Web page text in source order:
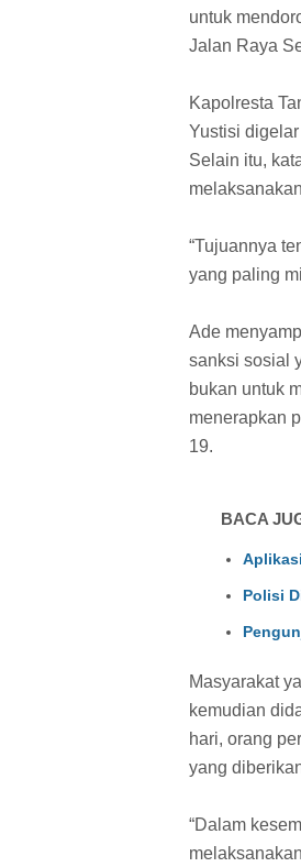
untuk
Jalan Raya
Kapolresta
Yustisi
Selain itu,
“Tujuannya
yang paling
Ade
sanksi sosial
bukan untuk
menerapkan
19.
BACA
Polisi
Masyarakat
kemudian
hari, orang
yang
“Dalam